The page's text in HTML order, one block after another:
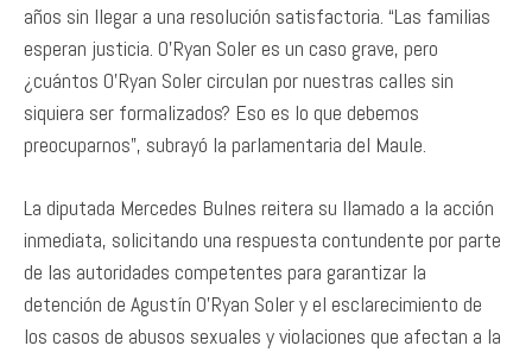
años sin llegar a una resolución satisfactoria. “Las familias
esperan justicia. O’Ryan Soler es un caso grave, pero
¿cuántos O’Ryan Soler circulan por nuestras calles sin
siquiera ser formalizados? Eso es lo que debemos
preocuparnos”, subrayó la parlamentaria del Maule.
La diputada Mercedes Bulnes reitera su llamado a la acción
inmediata, solicitando una respuesta contundente por parte
de las autoridades competentes para garantizar la
detención de Agustín O’Ryan Soler y el esclarecimiento de
los casos de abusos sexuales y violaciones que afectan a la